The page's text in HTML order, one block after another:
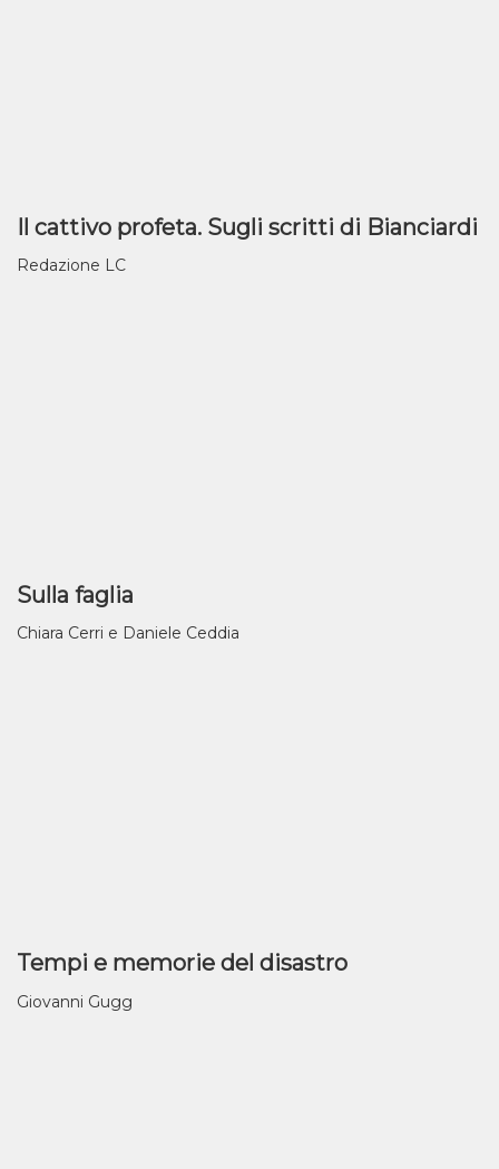
Il cattivo profeta. Sugli scritti di Bianciardi
Redazione LC
Sulla faglia
Chiara Cerri e Daniele Ceddia
Tempi e memorie del disastro
Giovanni Gugg